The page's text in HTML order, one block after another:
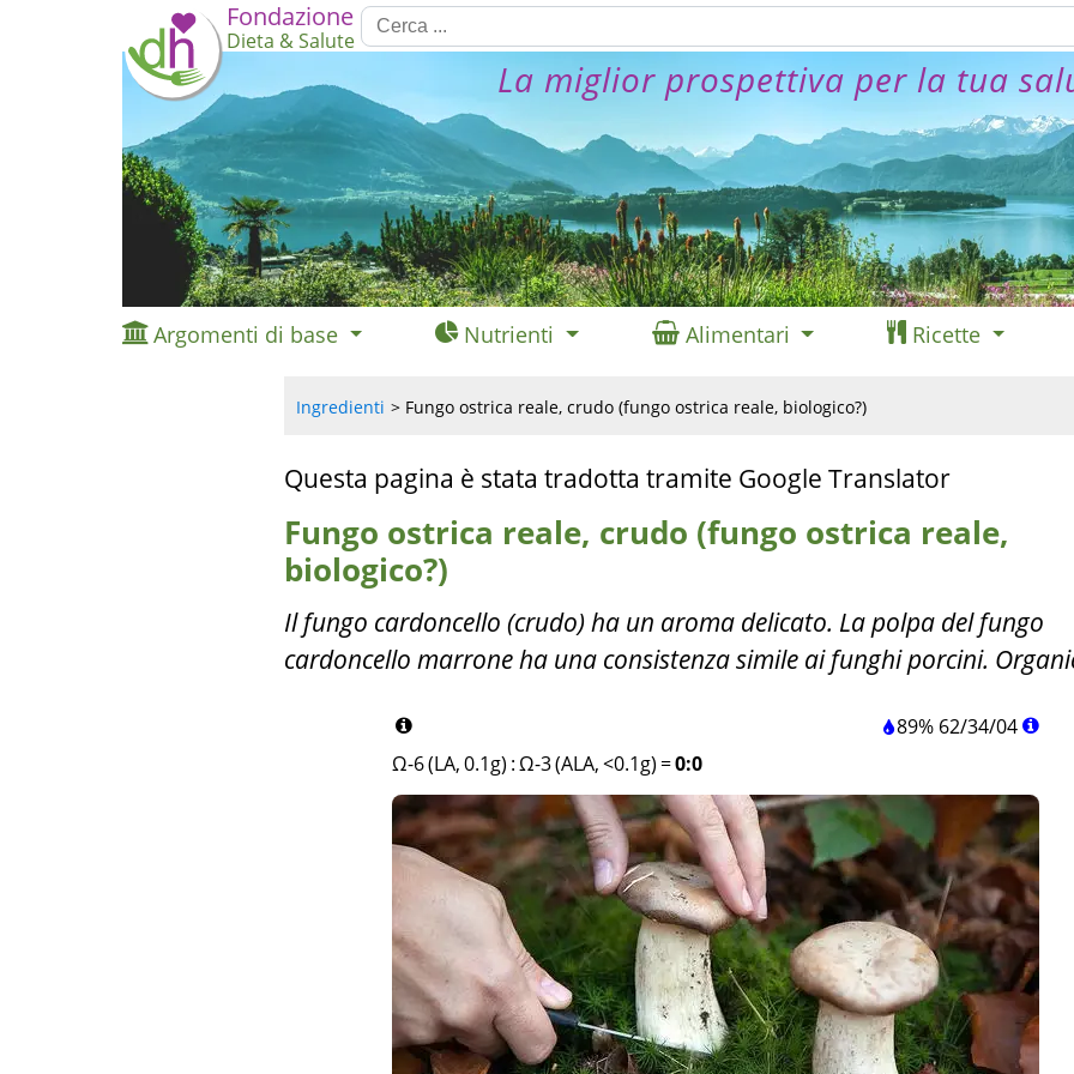
Fondazione
Dieta & Salute
La miglior prospettiva per la tua
Argomenti di base Nutrienti Alimentari Ricette
Ingredienti Fungo ostrica reale, crudo (fungo ostrica reale, biologico?)
Questa pagina è stata tradotta tramite Google Translator
Fungo ostrica reale, crudo (fungo ostrica reale,
biologico?)
Il fungo cardoncello (crudo) ha un aroma delicato. La polpa del fungo
cardoncello marrone ha una consistenza simile ai funghi porcini.
89% 62/34/04
Ω-6 (LA, 0.1g) :Ω-3 (ALA, <0.1g) =0:0